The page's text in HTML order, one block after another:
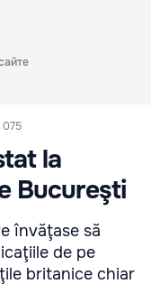
075
la
Bucureşti
învăţase să
de pe
britanice chiar